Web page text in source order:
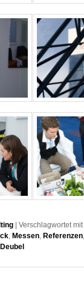
| Verschlagwortet mit
Messen Referenzen